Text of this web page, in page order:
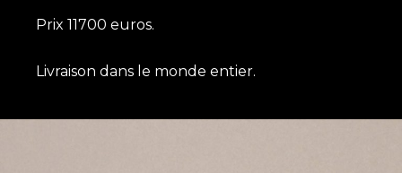
Prix 11700 euros.
Livraison dans le monde entier.